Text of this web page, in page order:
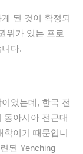
된 것이 확정되
위가 있는 프로
다.
었는데, 한국 전
동아시아 전근대
학이기 때문입니
된 Yenching